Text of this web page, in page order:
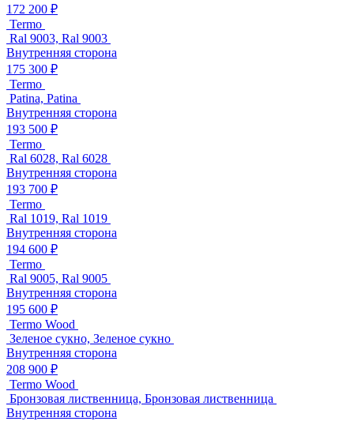
172 200 ₽
Termo
Ral 9003, Ral 9003
Внутренняя сторона
175 300 ₽
Termo
Patina, Patina
Внутренняя сторона
193 500 ₽
Termo
Ral 6028, Ral 6028
Внутренняя сторона
193 700 ₽
Termo
Ral 1019, Ral 1019
Внутренняя сторона
194 600 ₽
Termo
Ral 9005, Ral 9005
Внутренняя сторона
195 600 ₽
Termo Wood
Зеленое сукно, Зеленое сукно
Внутренняя сторона
208 900 ₽
Termo Wood
Бронзовая лиственница, Бронзовая лиственница
Внутренняя сторона